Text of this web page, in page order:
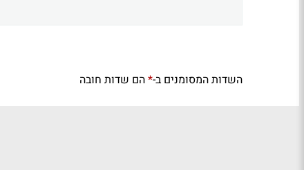
השדות המסומנים ב-*הם שדות חובה